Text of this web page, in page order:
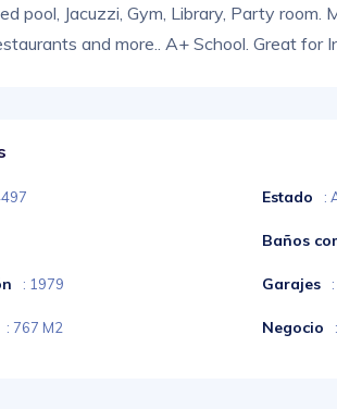
pool, Jacuzzi, Gym, Library, Party room.
and more.. A+ School. Great for
Estado :
Baños
: 1979 Garajes
: 767 M2 Negocio :